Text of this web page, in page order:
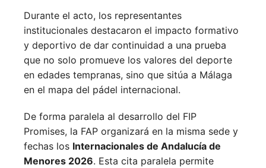
Durante el acto, los representantes
institucionales destacaron el impacto formativo
y deportivo de dar continuidad a una prueba
que no solo promueve los valores del deporte
en edades tempranas, sino que sitúa a Málaga
en el mapa del pádel internacional.
De forma paralela al desarrollo del FIP
Promises, la FAP organizará en la misma sede y
fechas los Internacionales de Andalucía de
Menores 2026. Esta cita paralela permite